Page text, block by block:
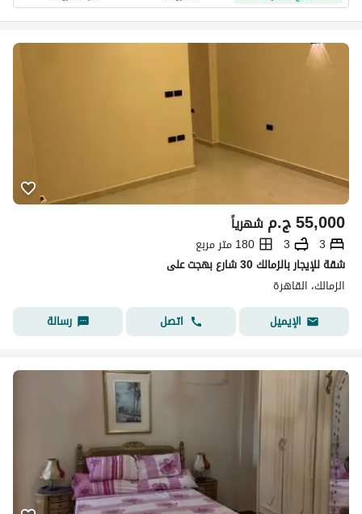
ج.م55,000 شهرياً
3
3
180 متر مربع
شقة للإيجار بالزمالك 30 شارع بهجت على
الزمالك، القاهرة
الإيميل
اتصل رسالة